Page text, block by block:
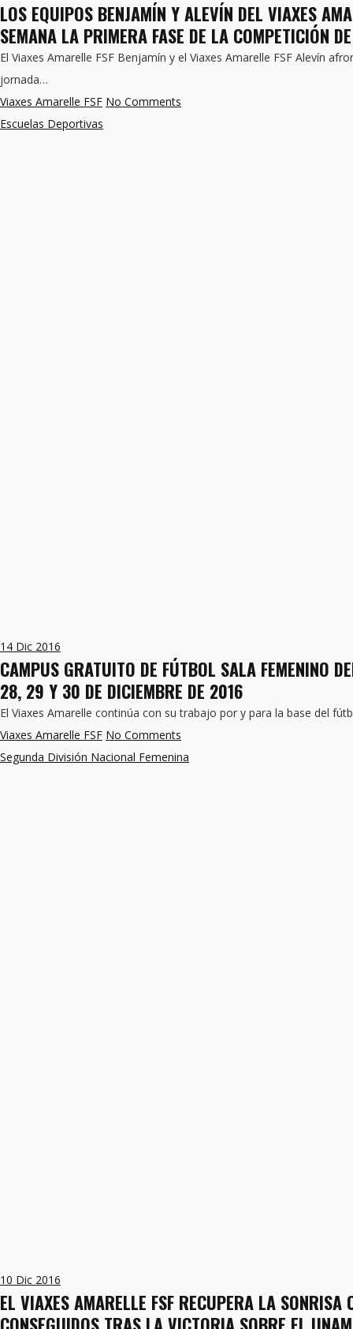
LOS EQUIPOS BENJAMÍN Y ALEVÍN DEL VIAXES
SEMANA LA PRIMERA FASE DE LA COMPETICIÓN
El Viaxes Amarelle FSF Benjamín y el Viaxes Amarelle FSF Alevín
jornada…
Viaxes Amarelle FSF No Comments
Escuelas Deportivas
14 Dic 2016
CAMPUS GRATUITO DE FÚTBOL SALA FEMENINO
28, 29 Y 30 DE DICIEMBRE DE 2016
El Viaxes Amarelle continúa con su trabajo por y para la base del
Viaxes Amarelle FSF No Comments
Segunda División Nacional Femenina
10 Dic 2016
EL VIAXES AMARELLE FSF RECUPERA LA SONRISA